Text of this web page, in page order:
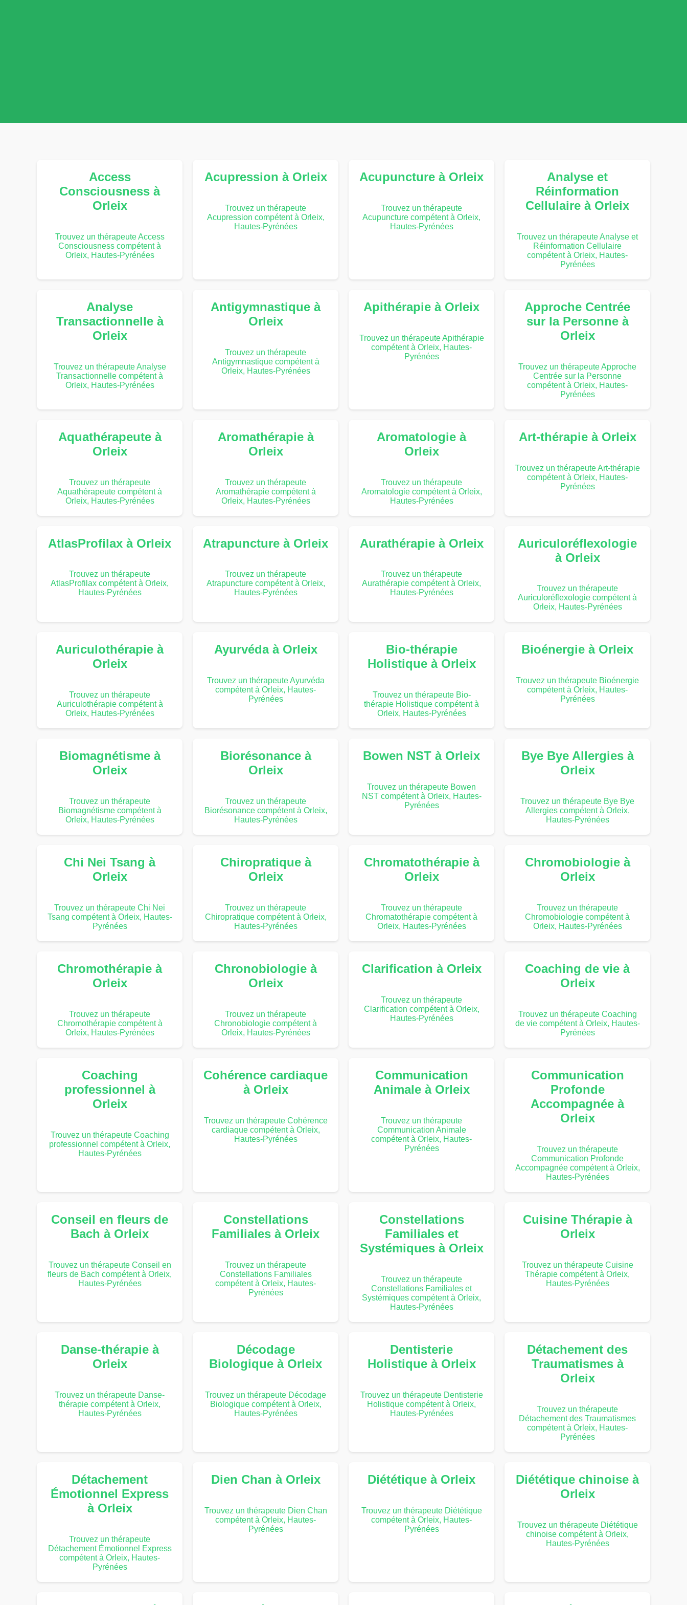
Access
Consciousness à
Orleix
Trouvez un thérapeute Access
Consciousness compétent à
Orleix, Hautes-Pyrénées
Acupression à Orleix
Trouvez un thérapeute
Acupression compétent à Orleix,
Hautes-Pyrénées
Acupuncture à Orleix
Trouvez un thérapeute
Acupuncture compétent à Orleix,
Hautes-Pyrénées
Analyse et
Réinformation
Cellulaire à Orleix
Trouvez un thérapeute Analyse et
Réinformation Cellulaire
compétent à Orleix, Hautes-
Pyrénées
Analyse
Transactionnelle à
Orleix
Trouvez un thérapeute Analyse
Transactionnelle compétent à
Orleix, Hautes-Pyrénées
Antigymnastique à
Orleix
Trouvez un thérapeute
Antigymnastique compétent à
Orleix, Hautes-Pyrénées
Apithérapie à Orleix
Trouvez un thérapeute Apithérapie
compétent à Orleix, Hautes-
Pyrénées
Approche Centrée
sur la Personne à
Orleix
Trouvez un thérapeute Approche
Centrée sur la Personne
compétent à Orleix, Hautes-
Pyrénées
Aquathérapeute à
Orleix
Trouvez un thérapeute
Aquathérapeute compétent à
Orleix, Hautes-Pyrénées
Aromathérapie à
Orleix
Trouvez un thérapeute
Aromathérapie compétent à
Orleix, Hautes-Pyrénées
Aromatologie à
Orleix
Trouvez un thérapeute
Aromatologie compétent à Orleix,
Hautes-Pyrénées
Art-thérapie à Orleix
Trouvez un thérapeute Art-thérapie
compétent à Orleix, Hautes-
Pyrénées
AtlasProfilax à Orleix
Trouvez un thérapeute
AtlasProfilax compétent à Orleix,
Hautes-Pyrénées
Atrapuncture à Orleix
Trouvez un thérapeute
Atrapuncture compétent à Orleix,
Hautes-Pyrénées
Aurathérapie à Orleix
Trouvez un thérapeute
Aurathérapie compétent à Orleix,
Hautes-Pyrénées
Auriculoréflexologie
à Orleix
Trouvez un thérapeute
Auriculoréflexologie compétent à
Orleix, Hautes-Pyrénées
Auriculothérapie à
Orleix
Trouvez un thérapeute
Auriculothérapie compétent à
Orleix, Hautes-Pyrénées
Ayurvéda à Orleix
Trouvez un thérapeute Ayurvéda
compétent à Orleix, Hautes-
Pyrénées
Bio-thérapie
Holistique à Orleix
Trouvez un thérapeute Bio-
thérapie Holistique compétent à
Orleix, Hautes-Pyrénées
Bioénergie à Orleix
Trouvez un thérapeute Bioénergie
compétent à Orleix, Hautes-
Pyrénées
Biomagnétisme à
Orleix
Trouvez un thérapeute
Biomagnétisme compétent à
Orleix, Hautes-Pyrénées
Biorésonance à
Orleix
Trouvez un thérapeute
Biorésonance compétent à Orleix,
Hautes-Pyrénées
Bowen NST à Orleix
Trouvez un thérapeute Bowen
NST compétent à Orleix, Hautes-
Pyrénées
Bye Bye Allergies à
Orleix
Trouvez un thérapeute Bye Bye
Allergies compétent à Orleix,
Hautes-Pyrénées
Chi Nei Tsang à
Orleix
Trouvez un thérapeute Chi Nei
Tsang compétent à Orleix, Hautes-
Pyrénées
Chiropratique à
Orleix
Trouvez un thérapeute
Chiropratique compétent à Orleix,
Hautes-Pyrénées
Chromatothérapie à
Orleix
Trouvez un thérapeute
Chromatothérapie compétent à
Orleix, Hautes-Pyrénées
Chromobiologie à
Orleix
Trouvez un thérapeute
Chromobiologie compétent à
Orleix, Hautes-Pyrénées
Chromothérapie à
Orleix
Trouvez un thérapeute
Chromothérapie compétent à
Orleix, Hautes-Pyrénées
Chronobiologie à
Orleix
Trouvez un thérapeute
Chronobiologie compétent à
Orleix, Hautes-Pyrénées
Clarification à Orleix
Trouvez un thérapeute
Clarification compétent à Orleix,
Hautes-Pyrénées
Coaching de vie à
Orleix
Trouvez un thérapeute Coaching
de vie compétent à Orleix, Hautes-
Pyrénées
Coaching
professionnel à
Orleix
Trouvez un thérapeute Coaching
professionnel compétent à Orleix,
Hautes-Pyrénées
Cohérence cardiaque
à Orleix
Trouvez un thérapeute Cohérence
cardiaque compétent à Orleix,
Hautes-Pyrénées
Communication
Animale à Orleix
Trouvez un thérapeute
Communication Animale
compétent à Orleix, Hautes-
Pyrénées
Communication
Profonde
Accompagnée à
Orleix
Trouvez un thérapeute
Communication Profonde
Accompagnée compétent à Orleix,
Hautes-Pyrénées
Conseil en fleurs de
Bach à Orleix
Trouvez un thérapeute Conseil en
fleurs de Bach compétent à Orleix,
Hautes-Pyrénées
Constellations
Familiales à Orleix
Trouvez un thérapeute
Constellations Familiales
compétent à Orleix, Hautes-
Pyrénées
Constellations
Familiales et
Systémiques à Orleix
Trouvez un thérapeute
Constellations Familiales et
Systémiques compétent à Orleix,
Hautes-Pyrénées
Cuisine Thérapie à
Orleix
Trouvez un thérapeute Cuisine
Thérapie compétent à Orleix,
Hautes-Pyrénées
Danse-thérapie à
Orleix
Trouvez un thérapeute Danse-
thérapie compétent à Orleix,
Hautes-Pyrénées
Décodage
Biologique à Orleix
Trouvez un thérapeute Décodage
Biologique compétent à Orleix,
Hautes-Pyrénées
Dentisterie
Holistique à Orleix
Trouvez un thérapeute Dentisterie
Holistique compétent à Orleix,
Hautes-Pyrénées
Détachement des
Traumatismes à
Orleix
Trouvez un thérapeute
Détachement des Traumatismes
compétent à Orleix, Hautes-
Pyrénées
Détachement
Émotionnel Express
à Orleix
Trouvez un thérapeute
Détachement Émotionnel Express
compétent à Orleix, Hautes-
Pyrénées
Dien Chan à Orleix
Trouvez un thérapeute Dien Chan
compétent à Orleix, Hautes-
Pyrénées
Diététique à Orleix
Trouvez un thérapeute Diététique
compétent à Orleix, Hautes-
Pyrénées
Diététique chinoise à
Orleix
Trouvez un thérapeute Diététique
chinoise compétent à Orleix,
Hautes-Pyrénées